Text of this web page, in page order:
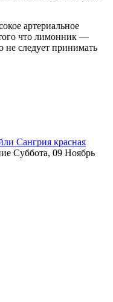
артериальное
что лимонник —
не следует принимать
Сангрия красная
Суббота, 09 Ноябрь